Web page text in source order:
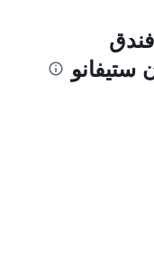
ستيفانو